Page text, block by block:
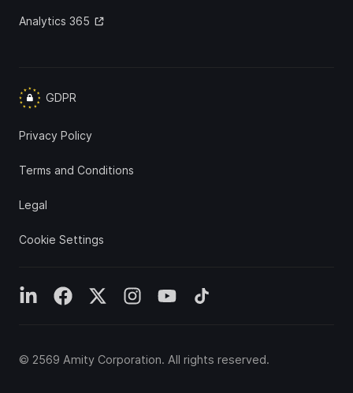
Analytics 365
GDPR
Privacy Policy
Terms and Conditions
Legal
Cookie Settings
© 2569 Amity Corporation. All rights reserved.